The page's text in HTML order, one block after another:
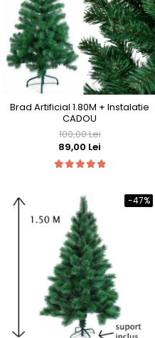
Brad Artificial 1.80M + Instalatie
CADOU
100,00 Lei
89,00 Lei
-47%